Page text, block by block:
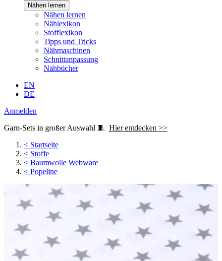
Nähen lernen
Nähen lernen
Nählexikon
Stofflexikon
Tipps und Tricks
Nähmaschinen
Schnittanpassung
Nähbücher
EN
DE
Anmelden
Garn-Sets in großer Auswahl 🧵 Hier entdecken >>
< Startseite
< Stoffe
< Baumwolle Webware
< Popeline